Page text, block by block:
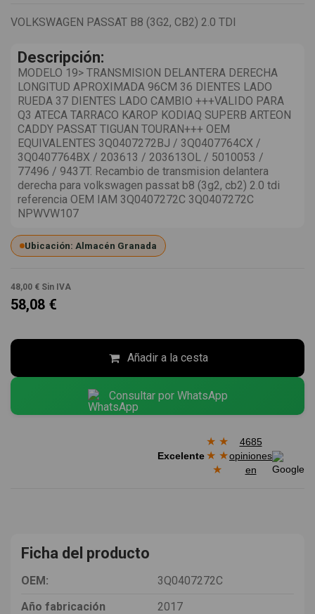
VOLKSWAGEN PASSAT B8 (3G2, CB2) 2.0 TDI
Descripción:
MODELO 19> TRANSMISION DELANTERA DERECHA
LONGITUD APROXIMADA 96CM 36 DIENTES LADO
RUEDA 37 DIENTES LADO CAMBIO +++VALIDO PARA
Q3 ATECA TARRACO KAROP KODIAQ SUPERB ARTEON
CADDY PASSAT TIGUAN TOURAN+++ OEM
EQUIVALENTES 3Q0407272BJ / 3Q0407764CX /
3Q0407764BX / 203613 / 203613OL / 5010053 /
77496 / 9437T. Recambio de transmision delantera
derecha para volkswagen passat b8 (3g2, cb2) 2.0 tdi
referencia OEM IAM 3Q0407272C 3Q0407272C
NPWVW107
Ubicación: Almacén Granada
48,00 € Sin IVA
58,08 €
Añadir a la cesta
Consultar por WhatsApp
Excelente
★ ★
★ ★
★
4685
opiniones
en
Ficha del producto
OEM:
3Q0407272C
Año fabricación
2017